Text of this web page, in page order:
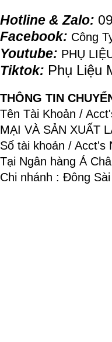
Hotline & Zalo:
Facebook: Công
Youtube: PHỤ
Tiktok: Phụ Liệu
THÔNG TIN
Tên Tài Khoản /
MẠI VÀ SẢN XUẤT
Số tài khoản / Acct's
Tại Ngân hàng Á
Chi nhánh : Đông